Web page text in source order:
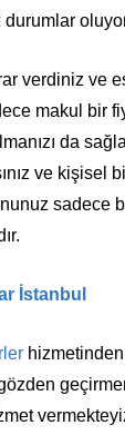
durumlar
verdiniz ve
makul bir
da
ve kişisel
sadece
İstanbul